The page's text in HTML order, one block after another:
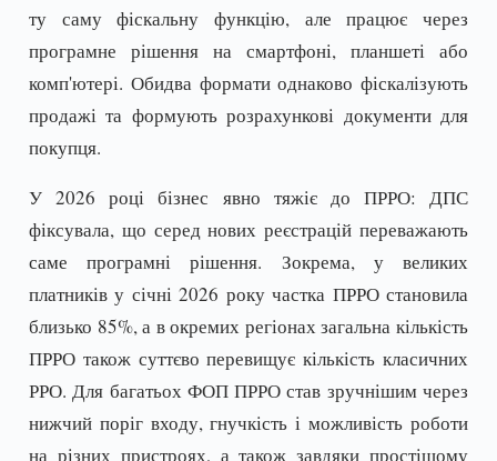
ту саму фіскальну функцію, але працює через
програмне рішення на смартфоні, планшеті або
комп'ютері. Обидва формати однаково фіскалізують
продажі та формують розрахункові документи для
покупця.
У 2026 році бізнес явно тяжіє до ПРРО: ДПС
фіксувала, що серед нових реєстрацій переважають
саме програмні рішення. Зокрема, у великих
платників у січні 2026 року частка ПРРО становила
близько 85%, а в окремих регіонах загальна кількість
ПРРО також суттєво перевищує кількість класичних
РРО. Для багатьох ФОП ПРРО став зручнішим через
нижчий поріг входу, гнучкість і можливість роботи
на різних пристроях, а також завдяки простішому